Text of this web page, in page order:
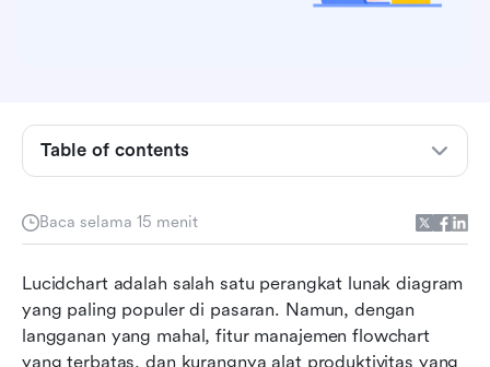
Baca selama 15 menit
Lucidchart adalah salah satu perangkat lunak diagram
yang paling populer di pasaran. Namun, dengan
langganan yang mahal, fitur manajemen flowchart
yang terbatas, dan kurangnya alat produktivitas yang
Table of contents
Apa itu Lucidchart?
apa yang kurang
10 alternatif Lucidchart terbaik